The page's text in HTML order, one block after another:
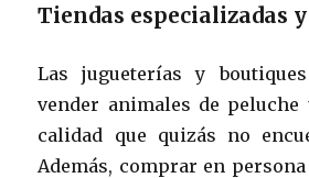
Tiendas especializadas
Las jugueterías y
vender animales de
calidad que quizás no
Además, comprar en